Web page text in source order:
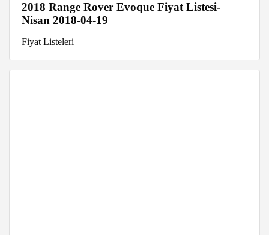
2018 Range Rover Evoque Fiyat Listesi-
Nisan 2018-04-19
Fiyat Listeleri